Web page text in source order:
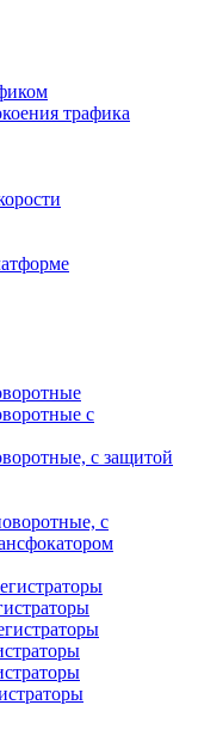
трафика
с
с защитой
с